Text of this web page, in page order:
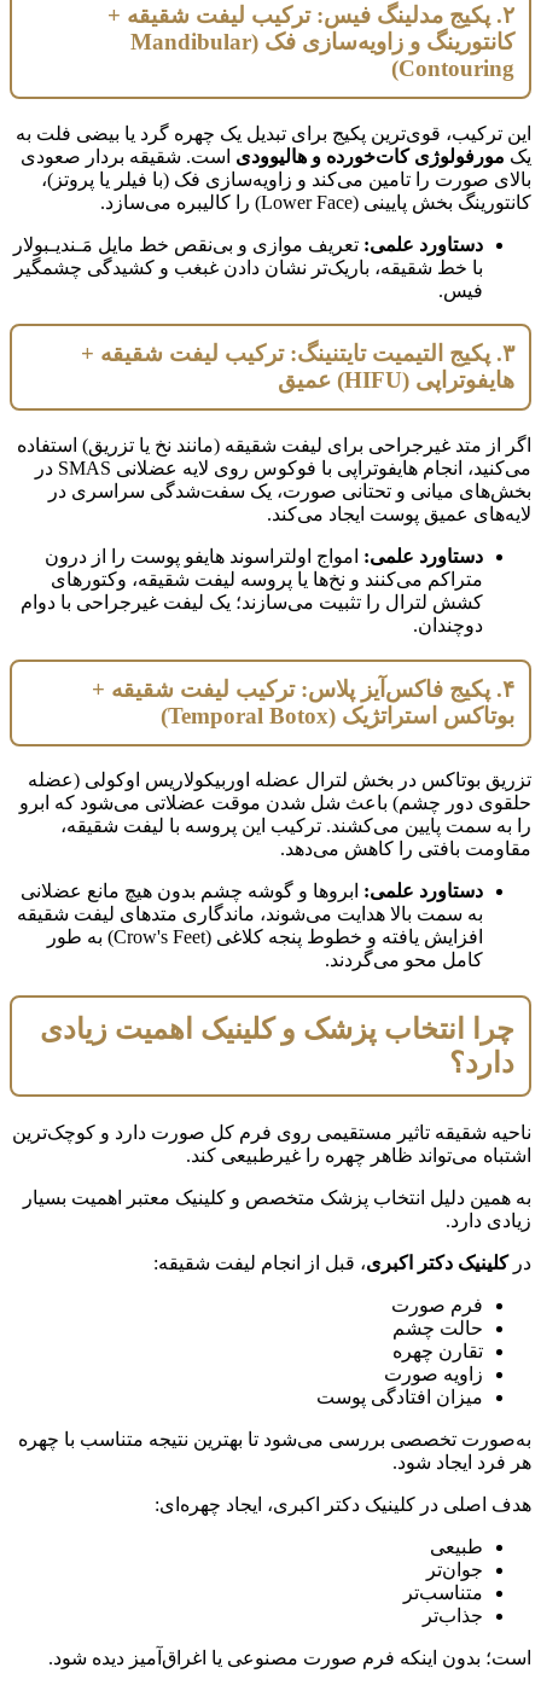
۲. پکیج مدلینگ فیس: ترکیب لیفت شقیقه +
کانتورینگ و زاویه‌سازی فک (Mandibular
Contouring)
این ترکیب، قوی‌ترین پکیج برای تبدیل یک چهره گرد یا بیضی فلت به
یک مورفولوژی کات‌خورده و هالیوودی است. شقیقه بردار صعودی
بالای صورت را تامین می‌کند و زاویه‌سازی فک (با فیلر یا پروتز)،
کانتورینگ بخش پایینی (Lower Face) را کالیبره می‌سازد.
دستاورد علمی: تعریف موازی و بی‌نقص خط مایل مَـندیـبولار
با خط شقیقه، باریک‌تر نشان دادن غبغب و کشیدگی چشمگیر
فیس.
۳. پکیج التیمیت تایتنینگ: ترکیب لیفت شقیقه +
هایفوتراپی (HIFU) عمیق
اگر از متد غیرجراحی برای لیفت شقیقه (مانند نخ یا تزریق) استفاده
می‌کنید، انجام هایفوتراپی با فوکوس روی لایه عضلانی SMAS در
بخش‌های میانی و تحتانی صورت، یک سفت‌شدگی سراسری در
لایه‌های عمیق پوست ایجاد می‌کند.
دستاورد علمی: امواج اولتراسوند هایفو پوست را از درون
متراکم می‌کنند و نخ‌ها یا پروسه لیفت شقیقه، وکتورهای
کشش لترال را تثبیت می‌سازند؛ یک لیفت غیرجراحی با دوام
دوچندان.
۴. پکیج فاکس‌آیز پلاس: ترکیب لیفت شقیقه +
بوتاکس استراتژیک (Temporal Botox)
تزریق بوتاکس در بخش لترال عضله اوربیکولاریس اوکولی (عضله
حلقوی دور چشم) باعث شل شدن موقت عضلاتی می‌شود که ابرو
را به سمت پایین می‌کشند. ترکیب این پروسه با لیفت شقیقه،
مقاومت بافتی را کاهش می‌دهد.
دستاورد علمی: ابروها و گوشه چشم بدون هیچ مانع عضلانی
به سمت بالا هدایت می‌شوند، ماندگاری متدهای لیفت شقیقه
افزایش یافته و خطوط پنجه کلاغی (Crow's Feet) به طور
کامل محو می‌گردند.
چرا انتخاب پزشک و کلینیک اهمیت زیادی
دارد؟
ناحیه شقیقه تاثیر مستقیمی روی فرم کل صورت دارد و کوچک‌ترین
اشتباه می‌تواند ظاهر چهره را غیرطبیعی کند.
به همین دلیل انتخاب پزشک متخصص و کلینیک معتبر اهمیت بسیار
زیادی دارد.
درکلینیک دکتر اکبری، قبل از انجام لیفت شقیقه:
فرم صورت
حالت چشم
تقارن چهره
زاویه صورت
میزان افتادگی پوست
به‌صورت تخصصی بررسی می‌شود تا بهترین نتیجه متناسب با چهره
هر فرد ایجاد شود.
هدف اصلی در کلینیک دکتر اکبری، ایجاد چهره‌ای:
طبیعی
جوان‌تر
متناسب‌تر
جذاب‌تر
است؛ بدون اینکه فرم صورت مصنوعی یا اغراق‌آمیز دیده شود.